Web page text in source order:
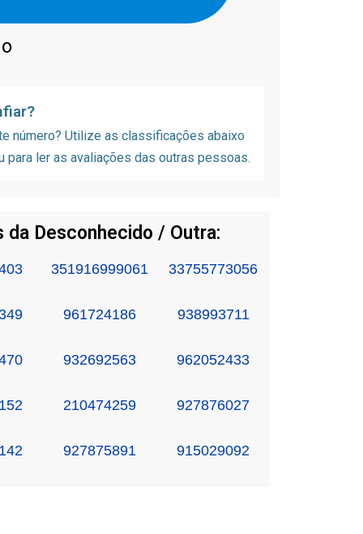
número? Utilize as classificações abaixo
para ler as avaliações das outras pessoas.
da Desconhecido / Outra:
351916999061 33755773056
961724186 938993711
932692563 962052433
210474259 927876027
927875891 915029092